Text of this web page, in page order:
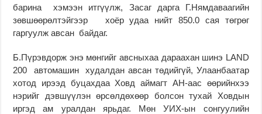
барина хэмээн итгүүлж, Засаг дарга Г.Нямдаваагийн
зөвшөөрөлтэйгээр хоёр удаа нийт 850.0 сая төгрөг
гаргуулж авсан байдаг.
Б.Пүрэвдорж энэ мөнгийг авсныхаа дараахан шинэ LAND
200 автомашин худалдан авсан төдийгүй, Улаанбаатар
хотод ирээд буцахдаа Ховд аймагт АН-аас өөрийнхээ
нэрийг дэвшүүлэн өрсөлдөхөөр болсон тухай Ховдын
иргэд ам уралдан ярьдаг. Мөн УИХ-ын сонгуулийн